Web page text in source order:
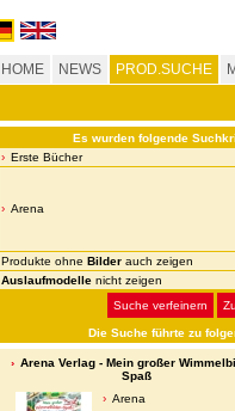
HOME NEWS PROD.SUCHE
Es wurden folgende
Erste Bücher
Arena
Produkte ohne Bilder auch zeigen
Auslaufmodelle nicht zeigen
Suche verfeinern
Die Suche führte zu
Arena Verlag - Mein großer
Spaß
Arena